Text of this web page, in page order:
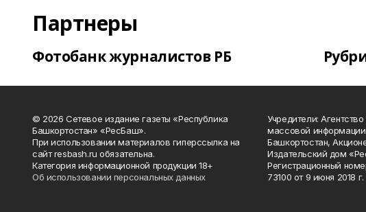
Партнеры
Фотобанк журналистов РБ
© 2026 Сетевое издание газеты «Республика
Башкортостан» «РесБаш».
При использовании материалов гиперссылка на
сайт resbash.ru обязательна.
Категория информационной продукции 18+
Об использовании персональных данных
Учредители:
массовой
Башкортостан,
Издательский дом
Регистрационный
73100 от 9 июня 2018 г.